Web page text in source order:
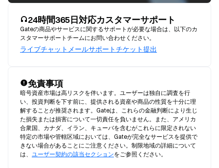
24時間365日対応カスタマーサポート
Gateの商品やサービスに関するサポートが必要な場合は、以下のカ
スタマーサポートチームにお問い合わせください。
ライブチャット メールサポートチケット提出
免責事項
暗号資産市場は高リスクを伴います。ユーザーは独自に調査を行
い、投資判断を下す前に、提供される資産や商品の性質を十分に理
解することが推奨されます。Gateは、これらの金融判断により生じ
た損失または損害について一切責任を負いません。また、アメリカ
合衆国、カナダ、イラン、キューバを含むがこれらに限定されない
特定の市場や管轄区域においては、Gateが完全なサービスを提供で
きない場合があることにご注意ください。制限地域の詳細について
は、 ユーザー契約の該当セクションをご参照ください。